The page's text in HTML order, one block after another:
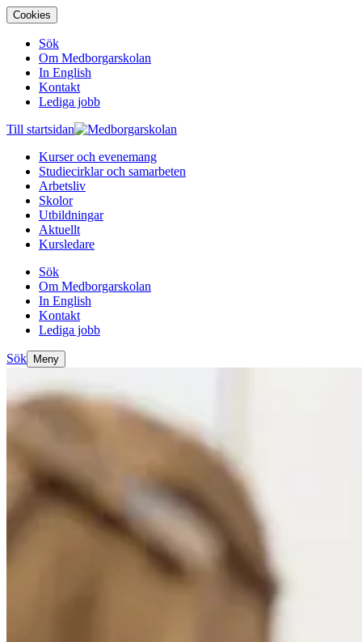
Cookies
Sök
Om Medborgarskolan
In English
Kontakt
Lediga jobb
Till startsidan
Kurser och evenemang
Studiecirklar och samarbeten
Arbetsliv
Skolor
Utbildningar
Aktuellt
Kursledare
Sök
Om Medborgarskolan
In English
Kontakt
Lediga jobb
Sök Meny